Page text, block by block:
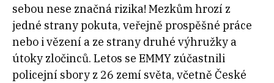
sebou nese značná rizika! Mezkům hrozí z
jedné strany pokuta, veřejně prospěšné práce
nebo i vězení a ze strany druhé výhružky a
útoky zločinců. Letos se EMMY zúčastnili
policejní sbory z 26 zemí světa, včetně České